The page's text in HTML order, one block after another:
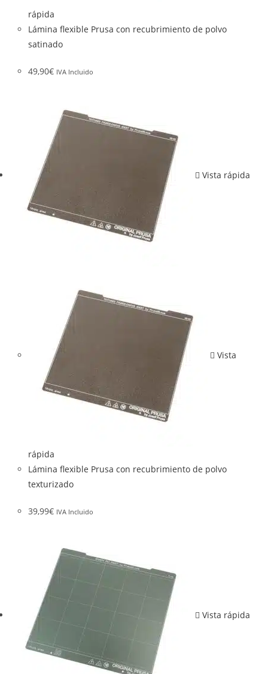
rápida
Lámina flexible Prusa con recubrimiento de polvo
satinado
49,90€ IVA Incluido
Vista rápida
Vista
rápida
Lámina flexible Prusa con recubrimiento de polvo
texturizado
39,99€ IVA Incluido
Vista rápida